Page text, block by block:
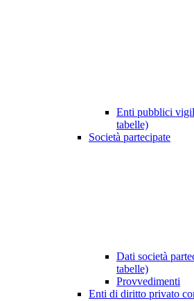
Enti pubblici
tabelle)
Società partecipate
Dati società
tabelle)
Provvedimenti
Enti di diritto privato